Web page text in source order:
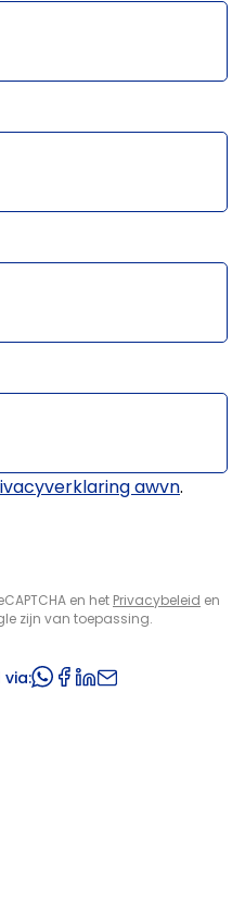
awvn.
en het Privacybeleid en
zijn van toepassing.